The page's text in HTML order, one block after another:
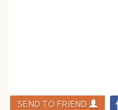
SEND TO FRIEND